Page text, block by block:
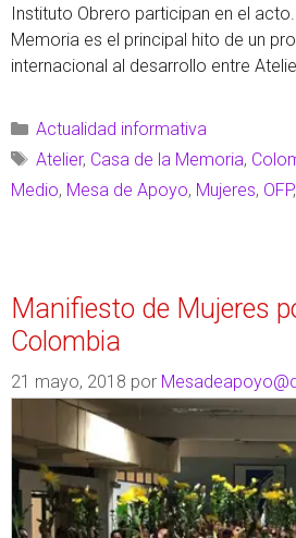
Instituto Obrero participan en el
Memoria es el principal hito de un
internacional al desarrollo entre
Actualidad informativa
Atelier, Casa de la Memoria,
Medio, Mesa de Apoyo, Mujeres, OFP,
Manifiesto de Mujeres
Colombia
21 mayo, 2018 por